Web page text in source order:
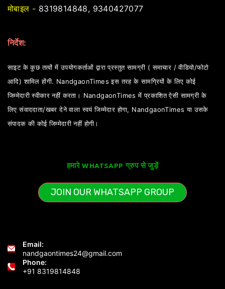
मोबाइल - 8319814848, 9340427077
निर्देश:
साइट के कुछ तत्वों में उपयोगकर्ताओं द्वारा प्रस्तुत सामग्री ( समाचार / वीडियो/फोटो
आदि) शामिल होंगी. NandgaonTimes इस तरह के सामग्रियों के लिए कोई
जिम्मेदारी स्वीकार नहीं करता। NandgaonTimes में प्रकाशित ऐसी सामग्री के
लिए संवाददाता/खबर देने वाला स्वयं जिम्मेदार होगा, NandgaonTimes या उसके
संपादक की कोई जिम्मेदारी नहीं होगी।
हमारे WHATSAPP ग्रुप से जुड़ें
JOIN OUR WHATSAPP GROUP
Email:
nandgaontimes24@gmail.com
Phone:
+91 8319814848